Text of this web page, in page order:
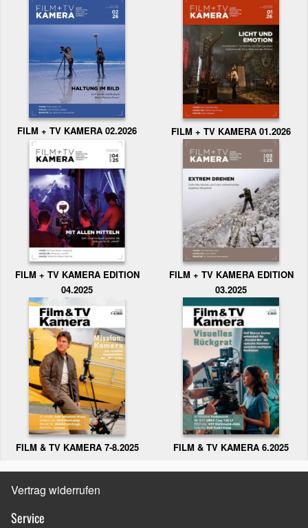
FILM + TV KAMERA 02.2026 FILM + TV KAMERA 01.2026
FILM + TV KAMERA EDITION
04.2025
FILM + TV KAMERA EDITION
03.2025
FILM & TV KAMERA 7-8.2025 FILM & TV KAMERA 6.2025
Vertrag widerrufen
Service